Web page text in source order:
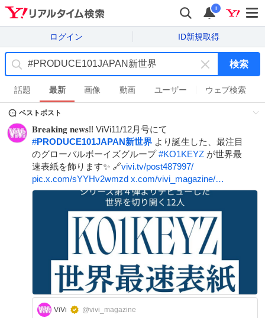
i
ログイン ID新規取得
キ
ー
ワ
消
検索
話題 最新 画像 動画 ユーザー ウェブ検索
ベストポスト
𝐁𝐫𝐞𝐚𝐤𝐢𝐧𝐠 𝐧𝐞𝐰𝐬!! ViVi11/12月号にて
#PRODUCE101JAPAN新世界 より誕生した、最注目
のグローバルボーイズグループ#KO1KEYZ が世界最
速表紙を飾ります✨ 🔗vivi.tv/post487997/
pic.x.com/sYYHv2wmzd x.com/vivi_magazine/…
ViVi @vivi_magazine